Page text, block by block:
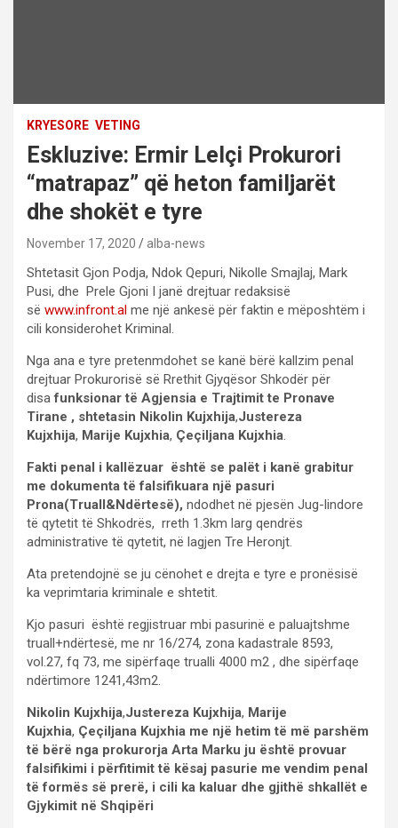
KRYESORE VETING
Eskluzive: Ermir Lelçi Prokurori
“matrapaz” që heton familjarët
dhe shokët e tyre
November 17, 2020 alba-news
Shtetasit Gjon Podja, Ndok Qepuri, Nikolle Smajlaj, Mark
Pusi, dhe Prele Gjoni I janë drejtuar redaksisë
së www.infront.al me një ankesë për faktin e mëposhtëm i
cili konsiderohet Kriminal.
Nga ana e tyre pretenmdohet se kanë bërë kallzim penal
drejtuar Prokurorisë së Rrethit Gjyqësor Shkodër për
disafunksionar të Agjensia e Trajtimit te Pronave
Tirane , shtetasin Nikolin Kujxhija,Justereza
Kujxhija, Marije Kujxhia, Çeçiljana Kujxhia.
Fakti penal i kallëzuar është se palët i kanë grabitur
me dokumenta të falsifikuara një pasuri
Prona(Truall&Ndërtesë), ndodhet në pjesën Jug-lindore
të qytetit të Shkodrës, rreth 1.3km larg qendrës
administrative të qytetit, në lagjen Tre Heronjt.
Ata pretendojnë se ju cënohet e drejta e tyre e pronësisë
ka veprimtaria kriminale e shtetit.
Kjo pasuri është regjistruar mbi pasurinë e paluajtshme
truall+ndërtesë, me nr 16/274, zona kadastrale 8593,
vol.27, fq 73, me sipërfaqe trualli 4000 m2 , dhe sipërfaqe
ndërtimore 1241,43m2.
Nikolin Kujxhija,Justereza Kujxhija, Marije
Kujxhia, Çeçiljana Kujxhia me një hetim të më parshëm
të bërë nga prokurorja Arta Marku ju është provuar
falsifikimi i përfitimit të kësaj pasurie me vendim penal
të formës së prerë, i cili ka kaluar dhe gjithë shkallët e
Gjykimit në Shqipëri